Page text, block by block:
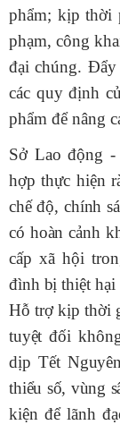
phẩm; kịp thời
phạm, công
đại chúng. Đẩy
các quy định
phẩm để nâng
Sở Lao động -
hợp thực hiện r
chế độ, chính
có hoàn cảnh
cấp xã hội
đình bị thiệt hại
Hỗ trợkịp thời
tuyệt đối
dịp Tết N
thiểu số, vùng
kiện để lãnh